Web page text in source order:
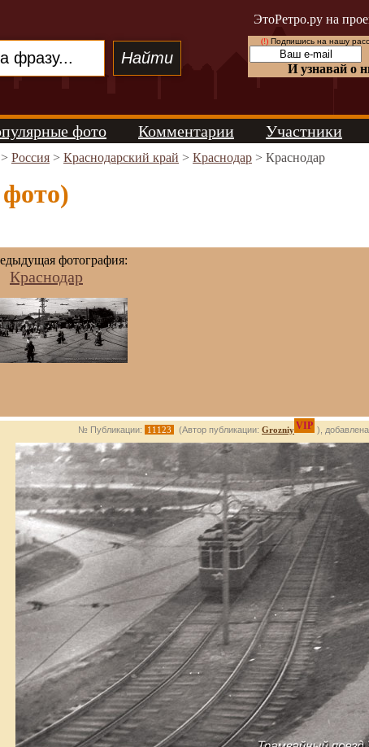
ЭтоРетро.ру на
(!)Подпишись на нашу
И узнавай о
фото Комментарии Участники
> Россия > Краснодарский край > Краснодар > Краснодар
фотография:
Краснодар
№ Публикации: 11123 (Автор публикации: GrozniyVIP ),